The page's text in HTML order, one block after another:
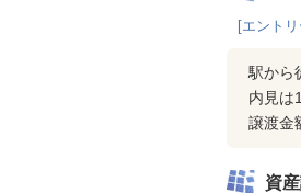
[エント
駅から
内見は
譲渡金
資